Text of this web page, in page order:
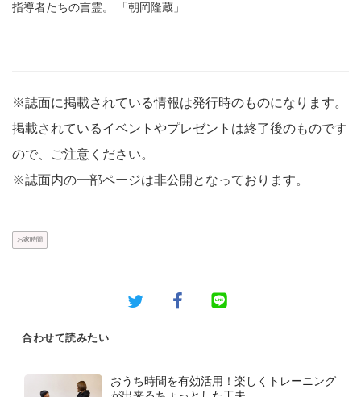
指導者たちの言霊。 「朝岡隆蔵」
※誌面に掲載されている情報は発行時のものになります。
掲載されているイベントやプレゼントは終了後のものです
ので、ご注意ください。
※誌面内の一部ページは非公開となっております。
お家時間
合わせて読みたい
おうち時間を有効活用！楽しくトレーニング